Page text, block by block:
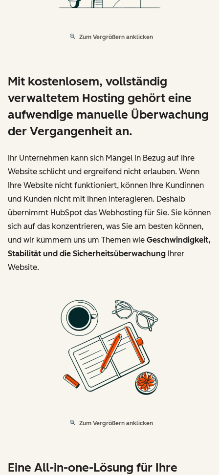
Zum Vergrößern anklicken
Mit kostenlosem, vollständig
verwaltetem Hosting gehört eine
aufwendige manuelle Überwachung
der Vergangenheit an.
Ihr Unternehmen kann sich Mängel in Bezug auf Ihre
Website schlicht und ergreifend nicht erlauben. Wenn
Ihre Website nicht funktioniert, können Ihre Kundinnen
und Kunden nicht mit Ihnen interagieren. Deshalb
übernimmt HubSpot das Webhosting für Sie. Sie können
sich auf das konzentrieren, was Sie am besten können,
und wir kümmern uns um Themen wie Geschwindigkeit,
Stabilität und die Sicherheitsüberwachung Ihrer
Website.
Zum Vergrößern anklicken
Eine All-in-one-Lösung für Ihre